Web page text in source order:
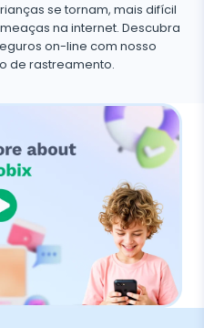
se tornam, mais difícil
na internet. Descubra
on-line com nosso
de rastreamento.